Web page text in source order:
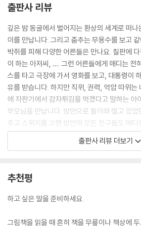
출판사 리뷰
깊은 밤 동굴에서 벌어지는 환상의 세계로 떠
이를 만납니다. 그리고 춤추는 무용수를 보고
박쥐를 피해 다양한 어른들은 만나요. 칠판에
이 하는 아저씨, …. 그런 어른들에게 매디는 전
스를 타고 극장에 가서 영화를 보고, 대통령이
유를 받습니다. 하지만 직위, 권력, 억압 따위는
에 자판기에서 감자튀김을 먹겠다고 말하는 아
부모님을 만납니다. 방안으로 돌아와 떨고 있
주고 스위치를 끄면 방안의 모든 친구들도 매디
불안하거나, 경이롭거나, 우스꽝스러운 이곳은
이 거침없이 나아가는 아이의 일상을 반영하며
출판사 리뷰 더보기
추천평
하고 싶은 말을 준비하세요.
그림책을 읽을 때 흔히 책을 무릎이나 책상에